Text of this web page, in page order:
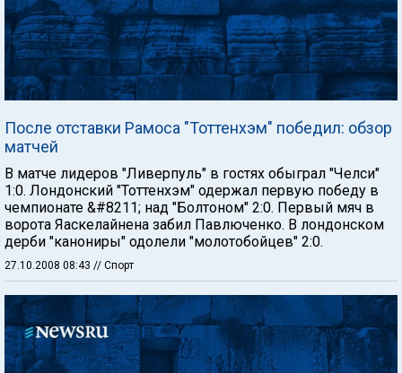
После отставки Рамоса "Тоттенхэм" победил: обзор
матчей
В матче лидеров "Ливерпуль" в гостях обыграл "Челси"
1:0. Лондонский "Тоттенхэм" одержал первую победу в
чемпионате &#8211; над "Болтоном" 2:0. Первый мяч в
ворота Яаскелайнена забил Павлюченко. В лондонском
дерби "канониры" одолели "молотобойцев" 2:0.
27.10.2008 08:43 // Спорт